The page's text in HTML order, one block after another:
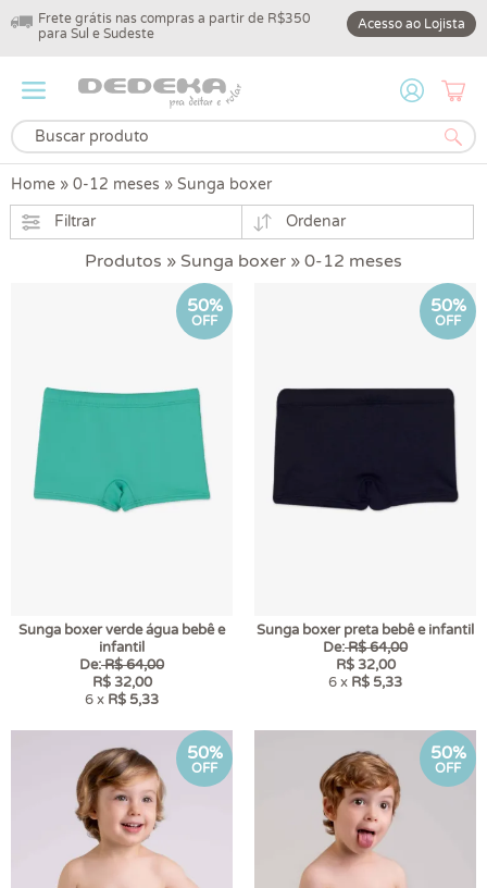
Frete grátis nas compras a partir de R$350
para Sul e Sudeste
10% off na
DEDEKA10
Acesso ao Lojista
Home » 0-12 meses » Sunga boxer
Filtrar
Ordenar
Produtos » Sunga boxer » 0-12 meses
50%
OFF
Sunga boxer verde água bebê e
infantil
De:R$ 64,00
R$ 32,00
6 x R$ 5,33
50%
OFF
Sunga boxer preta bebê e infantil
De:R$ 64,00
R$ 32,00
6 x R$ 5,33
50%
OFF
50%
OFF